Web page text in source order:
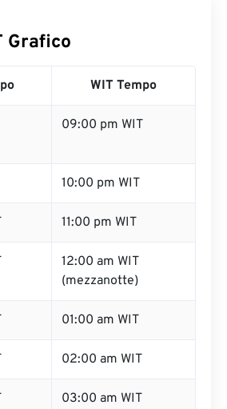
Grafico
WIT Tempo
09:00 pm WIT
10:00 pm WIT
11:00 pm WIT
12:00 am WIT
(mezzanotte)
01:00 am WIT
02:00 am WIT
03:00 am WIT